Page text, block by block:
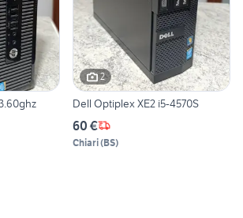
2
Dell Optiplex XE2 i5-4570S
60 €
Chiari(BS)